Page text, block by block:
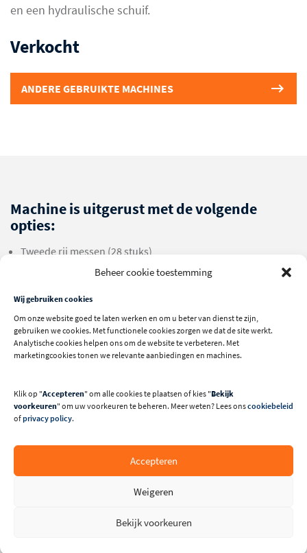
Beheer cookie toestemming
Wij gebruiken cookies
Om onze website goed te laten werken en om u beter van dienst te zijn,
gebruiken we cookies. Met functionele cookies zorgen we dat de site werkt.
Analytische cookies helpen ons om de website te verbeteren. Met
marketingcookies tonen we relevante aanbiedingen en machines.
Klik op "Accepteren" om alle cookies te plaatsen of kies "Bekijk
voorkeuren" om uw voorkeuren te beheren. Meer weten? Lees onscookiebeleid
ofprivacy policy.
Accepteren
Weigeren
Bekijk voorkeuren
en een hydraulische schuif.
Verkocht
ANDERE GEBRUIKTE MACHINES
Machine is uitgerust met de volgende
opties:
Tweede rij messen (28 stuks)
Invoeropening 600 x 1.050
Technische specificaties
Merk
Machinenummer
MR004816